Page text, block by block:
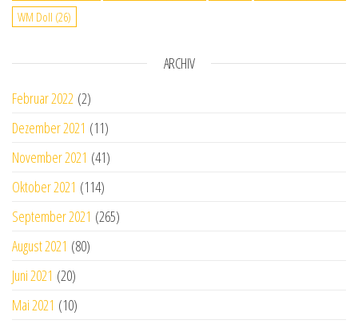
WM Doll (26)
ARCHIV
Februar 2022 (2)
Dezember 2021 (11)
November 2021 (41)
Oktober 2021 (114)
September 2021 (265)
August 2021 (80)
Juni 2021 (20)
Mai 2021 (10)